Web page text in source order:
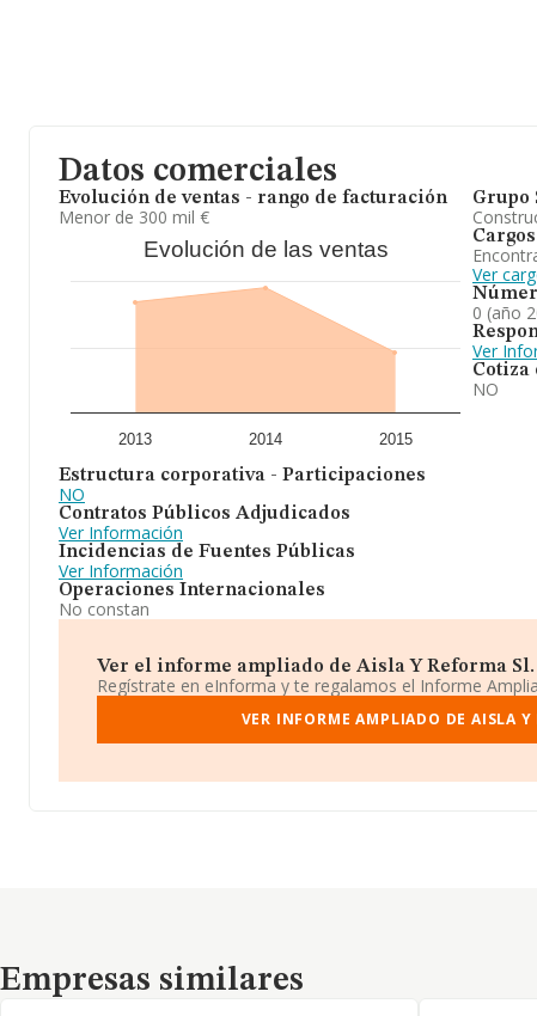
Datos comerciales
Evolución de ventas - rango de facturación
Menor de 300 mil €
Evolución de las ventas
2013 2014 2015
Estructura corporativa - Participaciones
NO
Contratos Públicos Adjudicados
Ver Información
Incidencias de Fuentes Públicas
Ver Información
Operaciones Internacionales
No constan
Grupo
Cargos
Ver
0 (año
Ver
Cotiza
NO
Ver el informe ampliado de Aisla Y Reforma Sl.
Regístrate en eInforma y te regalamos el Informe
VER INFORME AMPLIADO DE AISLA Y
Empresas similares
Empresas similares